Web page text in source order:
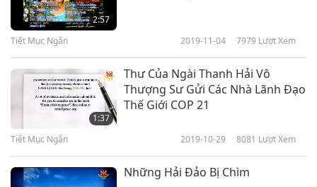
2:57
Tiết Mục Ngắn 2019-11-04 7979 Lượt Xem
1:37
Thư Của Ngài Thanh Hải Vô
Thượng Sư Gửi Các Nhà Lãnh Đạo
Thế Giới COP 21
Tiết Mục Ngắn 2019-10-29 8081 Lượt Xem
Những Hải Đảo Bị Chìm